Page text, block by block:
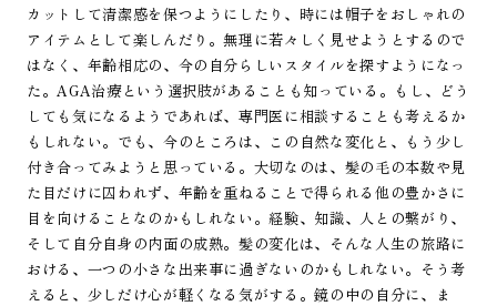
カットして清潔感を保つようにしたり、時には帽子をおしゃれの
アイテムとして楽しんだり。無理に若々しく見せようとするので
はなく、年齢相応の、今の自分らしいスタイルを探すようになっ
た。AGA治療という選択肢があることも知っている。もし、どう
しても気になるようであれば、専門医に相談することも考えるか
もしれない。でも、今のところは、この自然な変化と、もう少し
付き合ってみようと思っている。大切なのは、髪の毛の本数や見
た目だけに囚われず、年齢を重ねることで得られる他の豊かさに
目を向けることなのかもしれない。経験、知識、人との繋がり、
そして自分自身の内面の成熟。髪の変化は、そんな人生の旅路に
おける、一つの小さな出来事に過ぎないのかもしれない。そう考
えると、少しだけ心が軽くなる気がする。鏡の中の自分に、ま